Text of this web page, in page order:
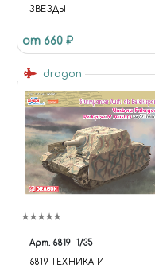
ЗВЕЗДЫ
от 660 ₽
dragon
Арт. 6819 1/35
6819 ТЕХНИКА И